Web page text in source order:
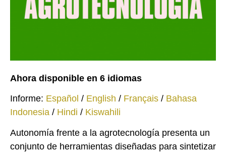
Ahora disponible en 6 idiomas
Informe: Español / English / Français / Bahasa
Indonesia / Hindi / Kiswahili
Autonomía frente a la agrotecnología presenta un
conjunto de herramientas diseñadas para sintetizar